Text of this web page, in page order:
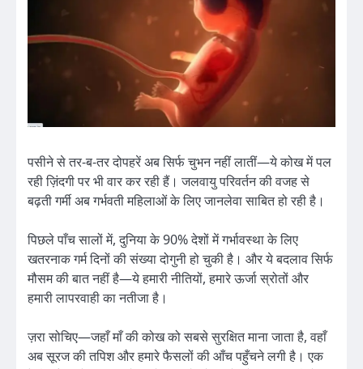
पसीने से तर-ब-तर दोपहरें अब सिर्फ चुभन नहीं लातीं—ये कोख में पल
रही ज़िंदगी पर भी वार कर रही हैं। जलवायु परिवर्तन की वजह से
बढ़ती गर्मी अब गर्भवती महिलाओं के लिए जानलेवा साबित हो रही है।
पिछले पाँच सालों में, दुनिया के 90% देशों में गर्भावस्था के लिए
खतरनाक गर्म दिनों की संख्या दोगुनी हो चुकी है। और ये बदलाव सिर्फ
मौसम की बात नहीं है—ये हमारी नीतियों, हमारे ऊर्जा स्रोतों और
हमारी लापरवाही का नतीजा है।
ज़रा सोचिए—जहाँ माँ की कोख को सबसे सुरक्षित माना जाता है, वहाँ
अब सूरज की तपिश और हमारे फैसलों की आँच पहुँचने लगी है। एक